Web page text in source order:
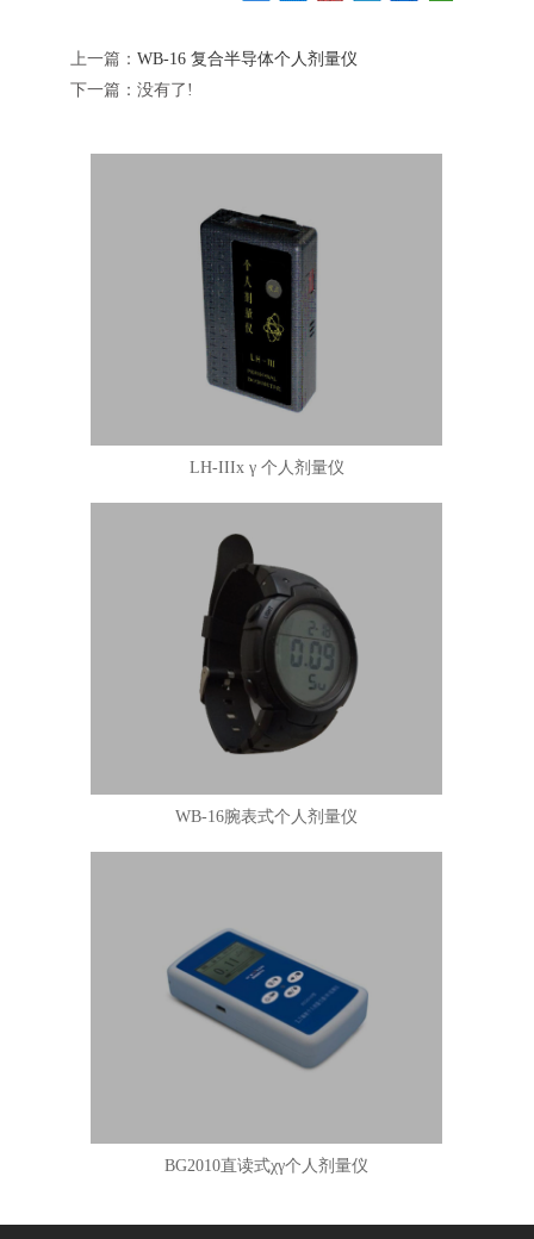
上一篇： WB-16 复合半导体个人剂量仪
下一篇：没有了!
LH-IIIx γ 个人剂量仪
WB-16腕表式个人剂量仪
BG2010直读式χγ个人剂量仪